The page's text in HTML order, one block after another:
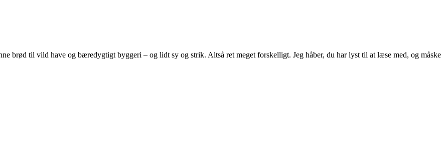
brød til vild have og bæredygtigt byggeri – og lidt sy og strik. Altså ret meget forskelligt. Jeg håber, du har lyst til at læse med, og måske